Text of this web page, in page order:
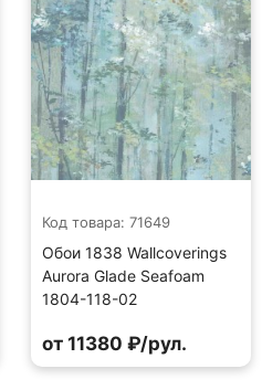
Код товара: 71649
Обои 1838 Wallcoverings
Aurora Glade Seafoam
1804-118-02
от 11380 ₽/рул.